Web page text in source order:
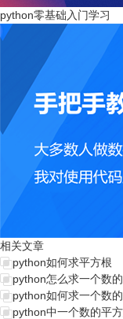
python零基础入门学习
相关文章
python如何求平方根
python怎么求一个数
python如何求一个数
python中一个数的平